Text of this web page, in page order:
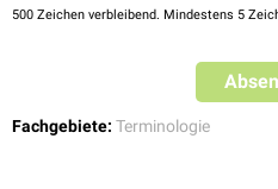
500 Zeichen verbleibend. Mindestens 5
Fachgebiete: Terminologie